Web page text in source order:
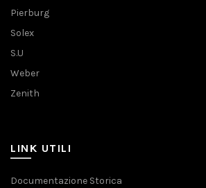
Pierburg
Solex
S.U
Weber
Zenith
LINK UTILI
Documentazione Storica